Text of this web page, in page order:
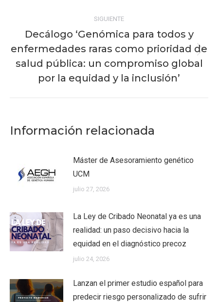
SIGUIENTE
Publicación
siguiente:
Decálogo ‘Genómica para todos y
enfermedades raras como prioridad de
salud pública: un compromiso global
por la equidad y la inclusión’
Información relacionada
Máster de Asesoramiento genético
UCM
julio 27, 2026
La Ley de Cribado Neonatal ya es una
realidad: un paso decisivo hacia la
equidad en el diagnóstico precoz
julio 24, 2026
Lanzan el primer estudio español para
predecir riesgo personalizado de sufrir